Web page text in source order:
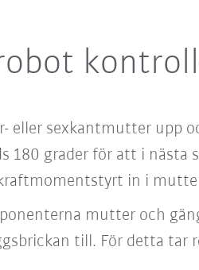
eller sexkantmutter upp
180 grader för att i nästa
in i
mutter och
till. För detta